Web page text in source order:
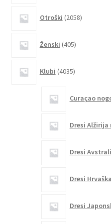
Otroški 2058izdelkov
Ženski 405izdelkov
Klubi 4035izdelkov
Curaçao
Dresi Alžirija
Dresi
Dresi
Dresi